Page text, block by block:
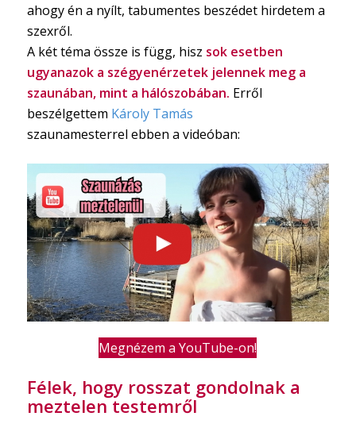
ahogy én a nyílt, tabumentes beszédet hirdetem a
szexről.
A két téma össze is függ, hisz sok esetben
ugyanazok a szégyenérzetek jelennek meg a
szaunában, mint a hálószobában. Erről
beszélgettem Károly Tamás
szaunamesterrel ebben a videóban:
Megnézem a YouTube-on!
Félek, hogy rosszat gondolnak a
meztelen testemről